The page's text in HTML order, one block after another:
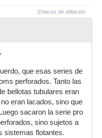
Enlaces de afiliación
que esas series de
perforados. Tanto las
bellotas tubulares eran
eran lacados, sino que
sacaron la serie pro
sino sujetos a
sistemas flotantes.